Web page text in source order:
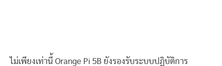
ไม่เพียงเท่านี้ Orange Pi 5B ยังรองรับระบบปฏิบัติการ